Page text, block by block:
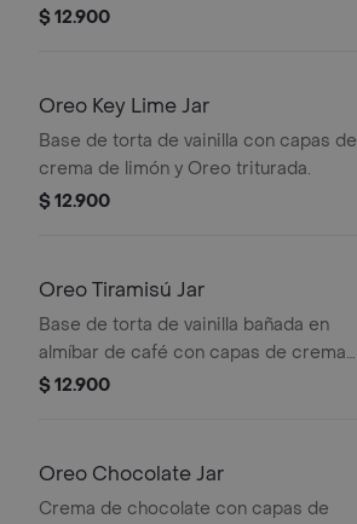
triturada.
$ 12.900
Oreo Key Lime Jar
Base de torta de vainilla con capas de
crema de limón y Oreo triturada.
$ 12.900
Oreo Tiramisú Jar
Base de torta de vainilla bañada en
almíbar de café con capas de crema
de tiramisú y Oreo.
$ 12.900
Oreo Chocolate Jar
Crema de chocolate con capas de